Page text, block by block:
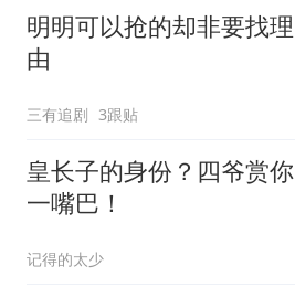
明明可以抢的却非要找理
由
三有追剧 3跟贴
皇长子的身份？四爷赏你
一嘴巴！
记得的太少